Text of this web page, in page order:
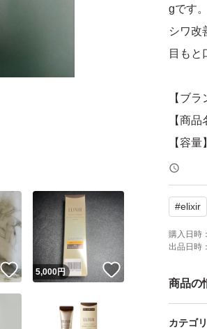
gです。
シワ改
目もと
【ブ
【商
【容
【商品
よろ
#elixir
購入日時：
出品日時：
商品の
カテゴリ
いいね！
5,000円 いいね！